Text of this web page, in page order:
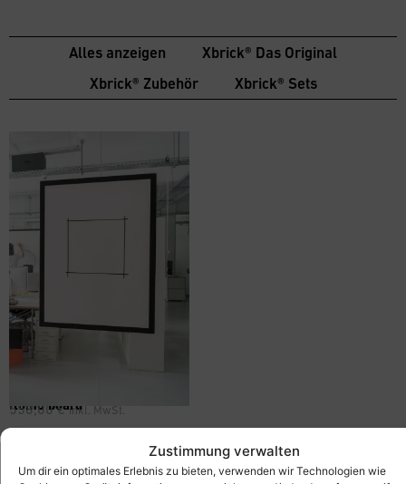
Zustimmung verwalten
Um dir ein optimales Erlebnis zu bieten, verwenden wir Technologien wie
Alles anzeigen
Xbrick® Das Original
Xbrick® Zubehör
Xbrick® Sets
flomo board
558,00€ inkl. MwSt.